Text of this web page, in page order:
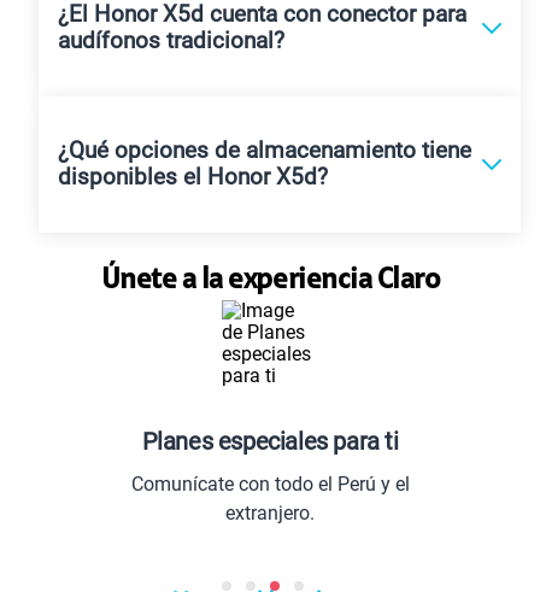
¿El Honor X5d cuenta con conector para
audífonos tradicional?
¿Qué opciones de almacenamiento tiene
disponibles el Honor X5d?
Únete a la experiencia Claro
Planes especiales para ti
Comunícate con todo el Perú y el
extranjero.